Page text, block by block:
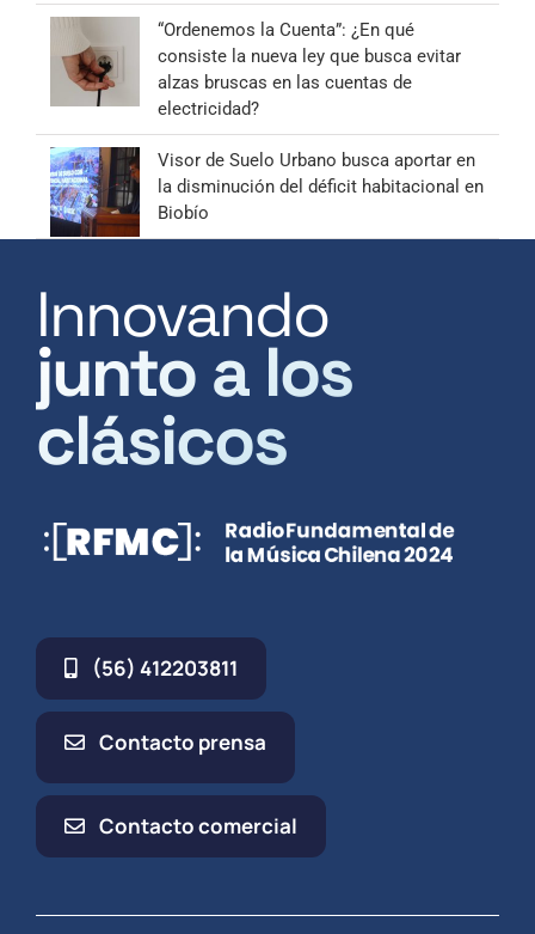
“Ordenemos la Cuenta”: ¿En qué
consiste la nueva ley que busca evitar
alzas bruscas en las cuentas de
electricidad?
Visor de Suelo Urbano busca aportar en
la disminución del déficit habitacional en
Biobío
Innovando
junto a los
clásicos
(56) 412203811
Contacto prensa
Contacto comercial